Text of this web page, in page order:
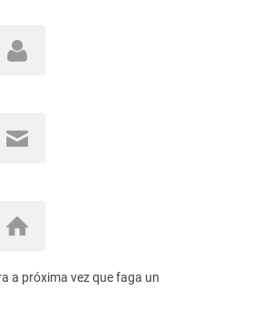
a próxima vez que faga un